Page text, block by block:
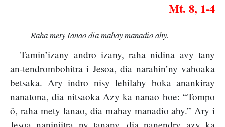
Mt. 8, 1-4
Raha mety Ianao dia mahay manadio ahy.
Tamin’izany andro izany, raha nidina avy tany
an-tendrombohitra i Jesoa, dia narahin’ny vahoaka
betsaka. Ary indro nisy lehilahy boka anankiray
nanatona, dia nitsaoka Azy ka nanao hoe: “Tompo
ô, raha mety Ianao, dia mahay manadio ahy.” Ary i